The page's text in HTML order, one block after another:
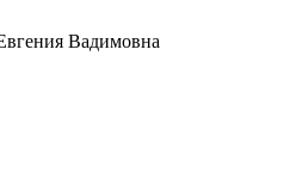
Вадимовна